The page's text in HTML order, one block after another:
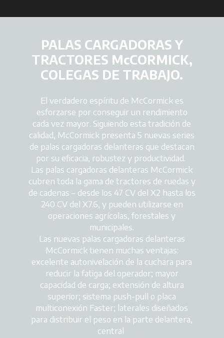
PALAS CARGADORAS Y
TRACTORES McCORMICK,
COLEGAS DE TRABAJO.
El verdadero espíritu de McCormick es
esforzarse por conseguir un rendimiento
cada vez mayor. Siguiendo esta tradición de
calidad, McCormick presenta 5 nuevas series
de palas cargadoras delanteras que destacan
por su eficacia, robustez y productividad.
Las palas cargadoras delanteras McCormick
cubren toda la gama de tractores de ruedas y
de cadenas – desde los 47 CV del X2 hasta los
240 CV del X7.6, y pueden utilizarse en
operaciones agrícolas, forestales y
municipales.
Las nuevas palas cargadoras delanteras
McCormick tienen muchas ventajas:
excelente autonivelación de la cuchara para
reducir la fatiga del operador; mayor
capacidad de carga; extensión de altura
superior; sistema push-pull o placa
multiconexión Faster; laterales diseñados
para distribuir el peso en la parte delantera,
central